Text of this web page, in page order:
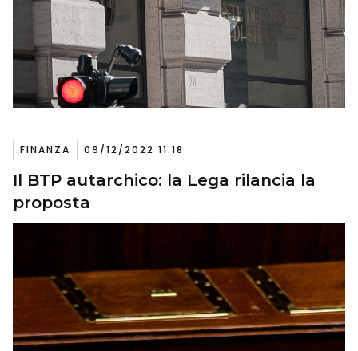
FINANZA 09/12/2022 11:18
Il BTP autarchico: la Lega rilancia la
proposta